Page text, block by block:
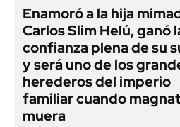
Enamoró a la hija
Carlos Slim Helú, ganó
confianza plena de su
y será uno de los
herederos del imperio
familiar cuando
muera